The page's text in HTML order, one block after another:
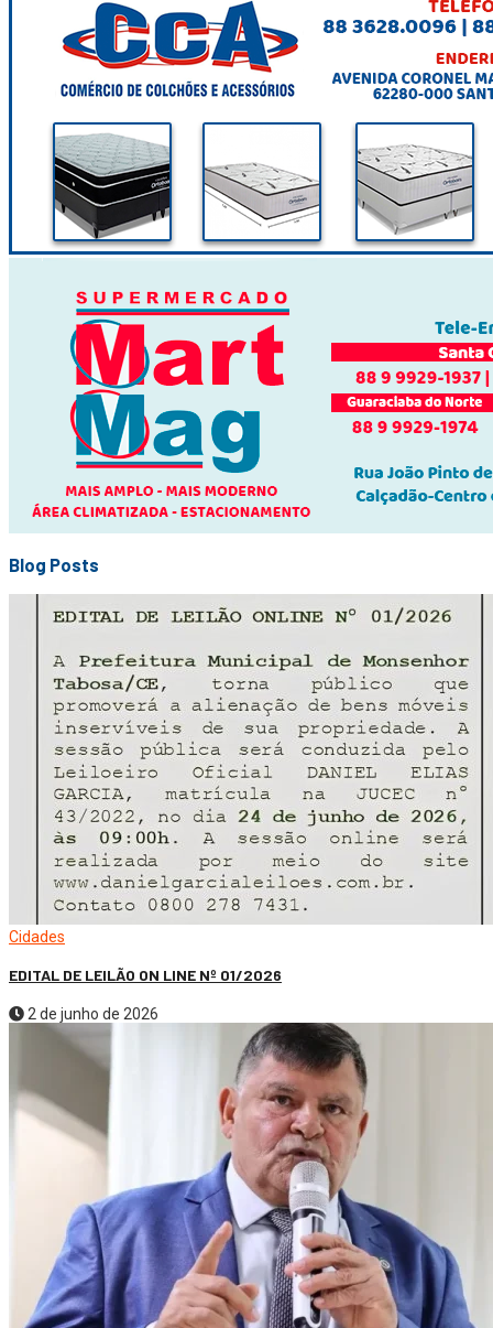
Blog Posts
Cidades
EDITAL DE LEILÃO ON LINE Nº 01/2026
2 de junho de 2026